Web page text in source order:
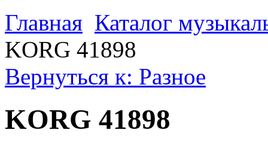
Главная Каталог
KORG 41898
Вернуться к: Разное
KORG 41898